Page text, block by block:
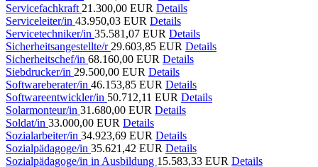
Servicefachkraft 21.300,00 EUR Details
Serviceleiter/in 43.950,03 EUR Details
Servicetechniker/in 35.581,07 EUR Details
Sicherheitsangestellte/r 29.603,85 EUR Details
Sicherheitschef/in 68.160,00 EUR Details
Siebdrucker/in 29.500,00 EUR Details
Softwareberater/in 46.153,85 EUR Details
Softwareentwickler/in 50.712,11 EUR Details
Solarmonteur/in 31.680,00 EUR Details
Soldat/in 33.000,00 EUR Details
Sozialarbeiter/in 34.923,69 EUR Details
Sozialpädagoge/in 35.621,42 EUR Details
Sozialpädagoge/in in Ausbildung 15.583,33 EUR Details